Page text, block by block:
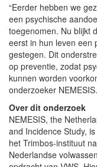
“Eerder hebben we
een psychische
toegenomen. Nu blijkt
eerst in hun leven een
gestegen. Dit
op preventie, zodat
kunnen worden
onderzoeker NEMESIS.
Over dit onderzoek
NEMESIS, the
and Incidence Study,
het Trimbos-instituut
Nederlandse